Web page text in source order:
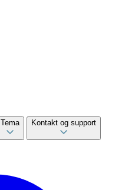
Tema Kontakt og support